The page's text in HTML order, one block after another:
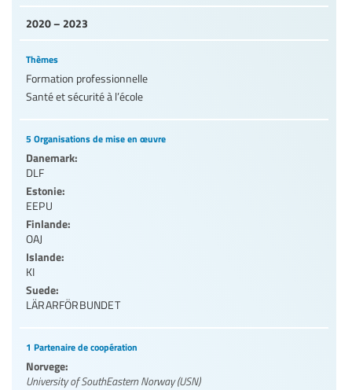
2020 – 2023
Thèmes
Formation professionnelle
Santé et sécurité à l’école
5 Organisations de mise en œuvre
Danemark:
DLF
Estonie:
EEPU
Finlande:
OAJ
Islande:
KI
Suede:
LÄRARFÖRBUNDET
1 Partenaire de coopération
Norvege:
University of SouthEastern Norway (USN)